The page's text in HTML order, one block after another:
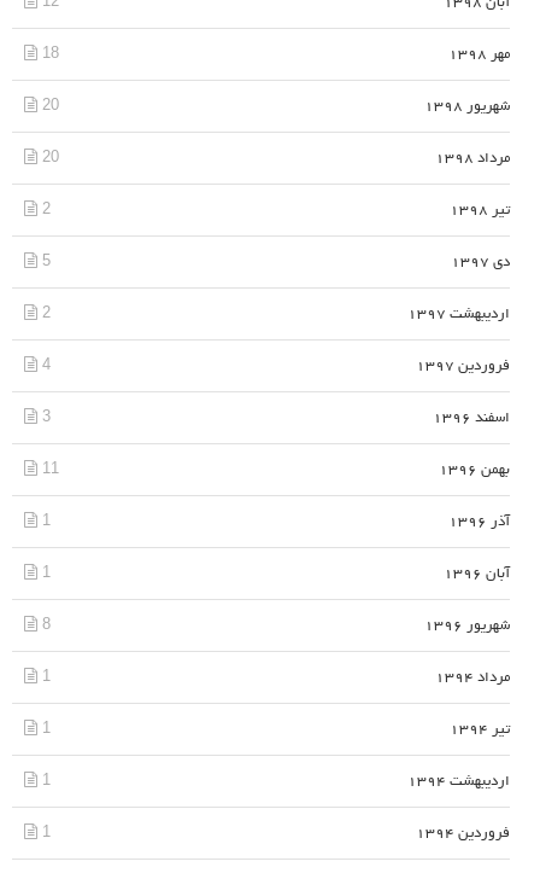
مهر 1398 18
شهریور 1398 20
مرداد 1398 20
تیر 1398 2
دی 1397 5
اردیبهشت 1397 2
فروردین 1397 4
اسفند 1396 3
بهمن 1396 11
آذر 1396 1
آبان 1396 1
شهریور 1396 8
مرداد 1394 1
تیر 1394 1
اردیبهشت 1394 1
فروردین 1394 1